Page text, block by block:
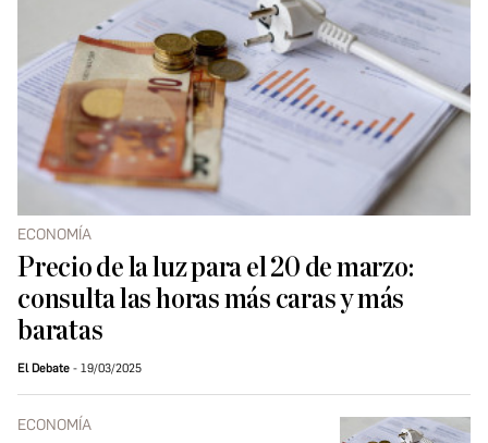
ECONOMÍA
Precio de la luz para el 20 de marzo:
consulta las horas más caras y más
baratas
El Debate 19/03/2025
ECONOMÍA